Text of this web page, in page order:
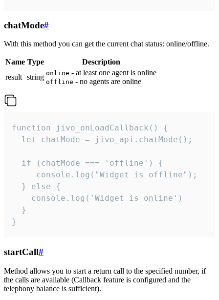
chatMode#
With this method you can get the current chat status: online/offline.
Name Type
Description
result string online - at least one agent is online
offline - no agents are online
function jivo_onLoadCallback() {
  let chatMode = jivo_api.chatMode();
  if (chatMode === 'offline') {
     console.log("Widget is offline");
  } else {
    console.log('Widget is online')
  }
}
startCall#
Method allows you to start a return call to the specified number, if
the calls are available (Callback feature is configured and the
telephony balance is sufficient).